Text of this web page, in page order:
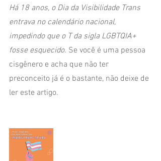
Há 18 anos, o Dia da Visibilidade Trans
entrava no calendário nacional,
impedindo que o T da sigla LGBTQIA+
fosse esquecido. Se você é uma pessoa
cisgênero e acha que não ter
preconceito já é o bastante, não deixe de
ler este artigo.